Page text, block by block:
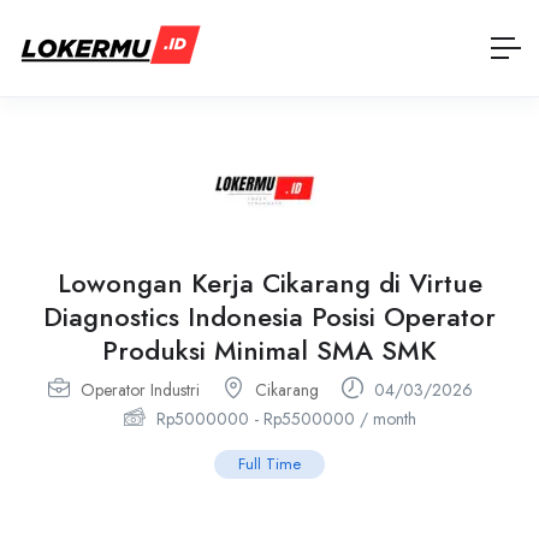
Lowongan Kerja Cikarang di Virtue
Diagnostics Indonesia Posisi Operator
Produksi Minimal SMA SMK
Operator Industri Cikarang
04/03/2026
Rp5000000 - Rp5500000 / month
Full Time